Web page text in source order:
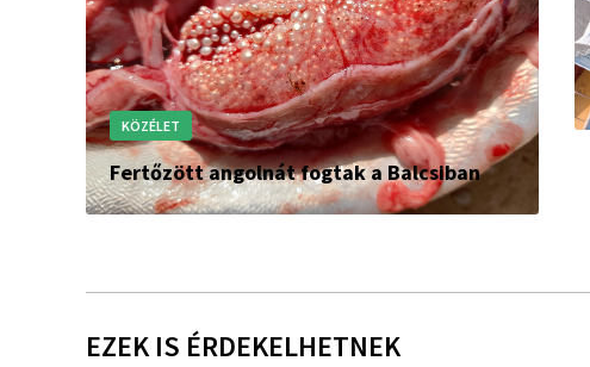
KÖZÉLET
Fertőzött angolnát fogtak a Balcsiban
EZEK IS ÉRDEKELHETNEK